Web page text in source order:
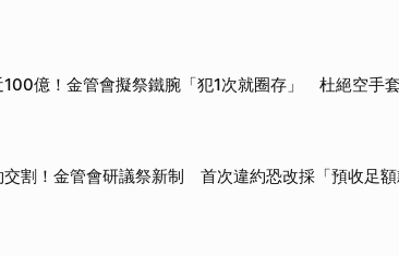
100億！金管會擬祭鐵腕「犯1次就圈存」 杜絕空手
交割！金管會研議祭新制 首次違約恐改採「預收足